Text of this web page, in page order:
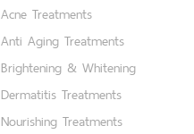
Acne Treatments
Anti Aging Treatments
Brightening & Whitening
Dermatitis Treatments
Nourishing Treatments